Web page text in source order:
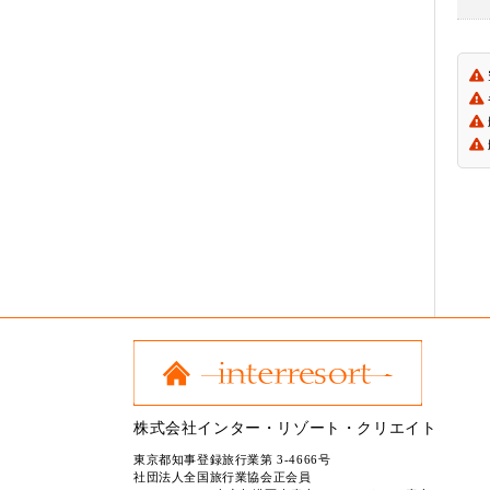
株式会社インター・リゾート・クリエイト
東京都知事登録旅行業第 3-4666号
社団法人全国旅行業協会正会員